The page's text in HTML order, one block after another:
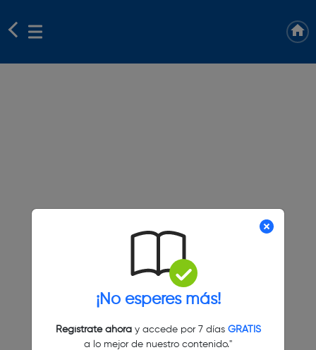
¡No esperes más!
Regístrate ahoray accede por 7 días GRATIS
a lo mejor de nuestro contenido."